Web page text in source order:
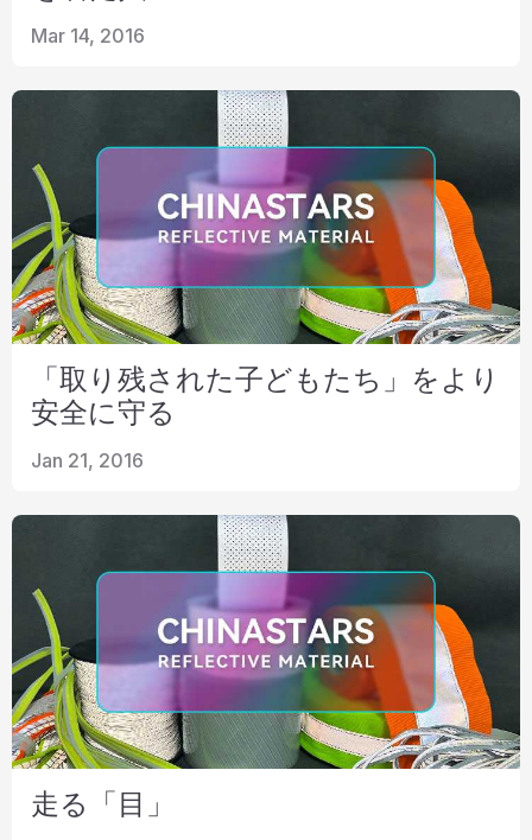
Mar 14, 2016
「取り残された子どもたち」をより
安全に守る
Jan 21, 2016
走る「目」